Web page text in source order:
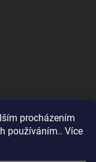
procházením
používáním.. Více